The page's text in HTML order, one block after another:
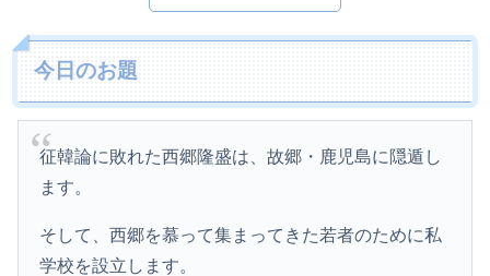
今日のお題
征韓論に敗れた西郷隆盛は、故郷・鹿児島に隠遁し
ます。
そして、西郷を慕って集まってきた若者のために私
学校を設立します。